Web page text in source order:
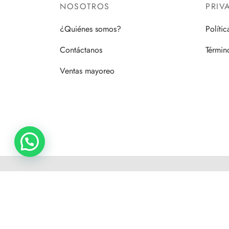
NOSOTROS
¿Quiénes somos?
Contáctanos
Ventas mayoreo